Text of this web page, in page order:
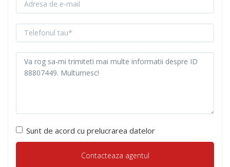
Sunt de acord cu prelucrarea datelor